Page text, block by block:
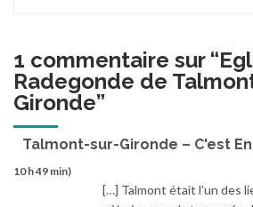
1 commentaire sur “
Radegonde de
Gironde”
Talmont-sur-Gironde – C'est
10 h 49 min)
[…] Talmont était l’un des